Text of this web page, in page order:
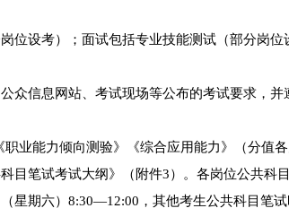
位设考）；面试包括专业技能测试（部分岗位
信息网站、考试现场等公布的考试要求，并
业能力倾向测验》《综合应用能力》（分值
目笔试考试大纲》（附件3）。各岗位公共科
星期六）8:30—12:00，其他考生公共科目笔